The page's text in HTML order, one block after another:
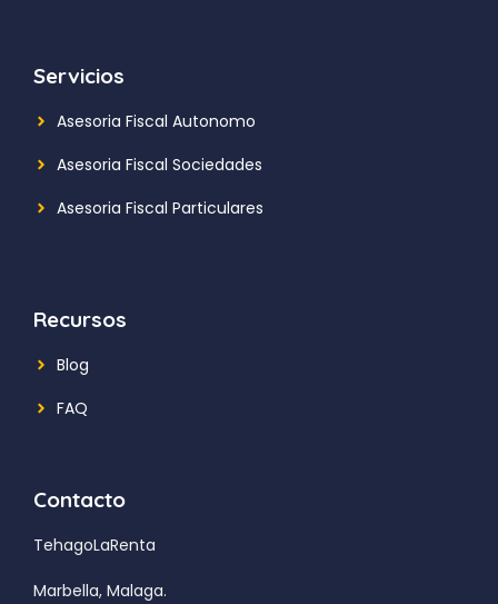
Servicios
Asesoria Fiscal Autonomo
Asesoria Fiscal Sociedades
Asesoria Fiscal Particulares
Recursos
Blog
FAQ
Contacto
TehagoLaRenta
Marbella, Malaga.